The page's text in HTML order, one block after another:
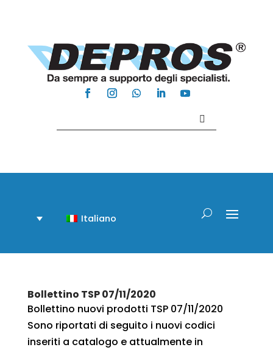
Italiano
Bollettino TSP 07/11/2020
Bollettino nuovi prodotti TSP 07/11/2020
Sono riportati di seguito i nuovi codici
inseriti a catalogo e attualmente in